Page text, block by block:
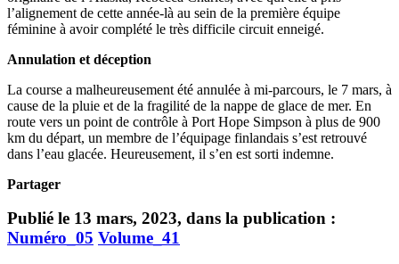
l’alignement de cette année-là au sein de la première équipe
féminine à avoir complété le très difficile circuit enneigé.
Annulation et déception
La course a malheureusement été annulée à mi-parcours, le 7 mars, à
cause de la pluie et de la fragilité de la nappe de glace de mer. En
route vers un point de contrôle à Port Hope Simpson à plus de 900
km du départ, un membre de l’équipage finlandais s’est retrouvé
dans l’eau glacée. Heureusement, il s’en est sorti indemne.
Partager
Publié le 13 mars, 2023, dans la publication :
Numéro_05 Volume_41